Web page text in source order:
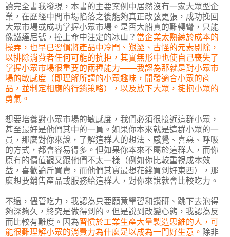
讀完全書我發現，本書的主要案例中居然沒有一家大眾型企
業，在歷經中間市場陷落之後能夠真正改弦更張，成功挽回
大眾市場或成功掌握小眾市場。是否大船真的難轉彎，只能
像鐵達尼號，撞上命中注定的冰山？ 當企業太熟練於成本的
操弄，也早已習慣將產品中冷門、艱澀、古怪的元素剔除，
以排除消費者任何可能的抗拒，其實無形中也使自己喪失了
掌握小眾市場很重要的兩種能力——我認為那就是對小眾市
場的敏感度（即理解所謂的小眾趣味，開發適合小眾的商
品，並制定相應的行銷策略），以及放下大眾，擁抱小眾的
勇氣。
想要培養對小眾市場的敏感度，我們必須很接近這群小眾，
甚至最好是他們其中的一員。如果你本來就是這群小眾的一
員，那麼對你來說，了解這群人的想法、感覺、喜惡、呼吸
的方式，都會容易得多。但如果你本來不屬於這群人，而你
原有的價值觀又跟他們不太一樣（例如你比較重視成本效
益，喜歡論斤買賣，而他們其實最想花錢買到好東西），那
麼想要銷售產品或服務給這群人，對你來說就會比較吃力。
不過，儘管吃力，我認為只要願意學習和鑽研、跳下去泡得
夠深夠久，終究是做得到的。但是說到改變心態，我認為反
而比較有難度。因為習慣於工業生產大量製造思維的人，可
能很難理解小眾的消費力為什麼足以成為一門好生意。 除非